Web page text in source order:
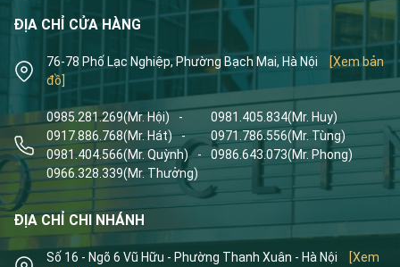
ĐỊA CHỈ CỬA HÀNG
76-78 Phố Lạc Nghiệp, Phường Bạch Mai, Hà Nội
[Xem bản
đồ]
0985.281.269(Mr. Hội) - 0981.405.834(Mr. Huy)
0917.886.768(Mr. Hát) - 0971.786.556(Mr. Tùng)
0981.404.566(Mr. Quỳnh) - 0986.643.073(Mr. Phong)
0966.328.339(Mr. Thưởng)
ĐỊA CHỈ CHI NHÁNH
Số 16 - Ngõ 6 Vũ Hữu - Phường Thanh Xuân - Hà Nội
[Xem